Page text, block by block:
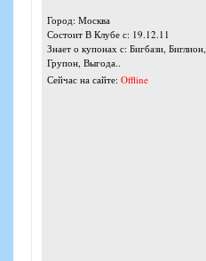
Город: Москва
Состоит В Клубе с: 19.12.11
Знает о купонах с: Бигбази, Биглион,
Групон, Выгода..
Сейчас на сайте: Offline